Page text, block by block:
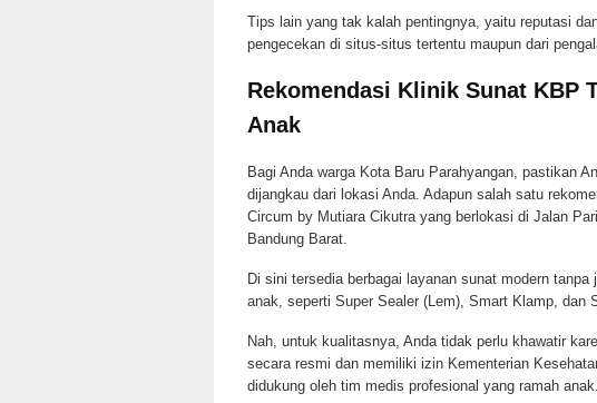
Tips lain yang tak kalah pentingnya, yaitu reputasi
pengecekan di situs-situs tertentu maupun dari
Rekomendasi Klinik Sunat KBP
Anak
Bagi Anda warga Kota Baru Parahyangan, pastikan
dijangkau dari lokasi Anda. Adapun salah satu
Circum by Mutiara Cikutra yang berlokasi di Jalan
Bandung Barat.
Di sini tersedia berbagai layanan sunat modern
anak, seperti Super Sealer (Lem), Smart Klamp, dan
Nah, untuk kualitasnya, Anda tidak perlu khawatir
secara resmi dan memiliki izin Kementerian
didukung oleh tim medis profesional yang ramah anak.